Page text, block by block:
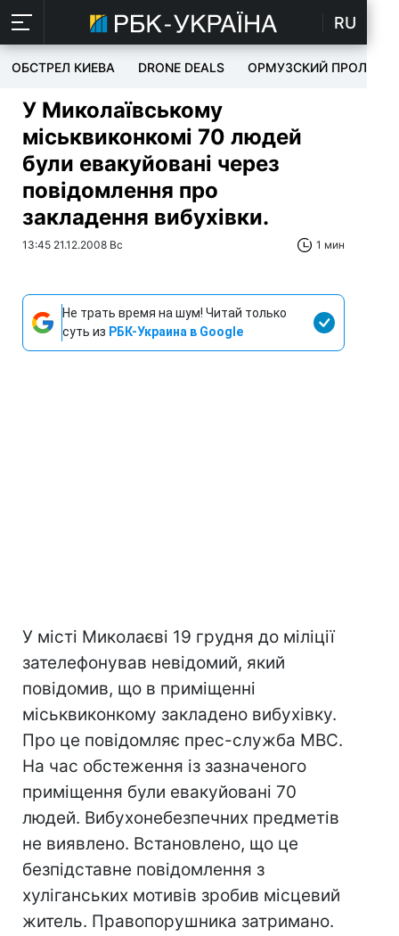
RU
ОБСТРЕЛ КИЕВА DRONE DEALS ОРМУЗСКИЙ ПРОЛИВ
У Миколаївському
міськвиконкомі 70 людей
були евакуйовані через
повідомлення про
закладення вибухівки.
13:45 21.12.2008 Вс 1 мин
Не трать время на шум! Читай только
суть из РБК-Украина в Google
У місті Миколаєві 19 грудня до міліції
зателефонував невідомий, який
повідомив, що в приміщенні
міськвиконкому закладено вибухівку.
Про це повідомляє прес-служба МВС.
На час обстеження із зазначеного
приміщення були евакуйовані 70
людей. Вибухонебезпечних предметів
не виявлено. Встановлено, що це
безпідставне повідомлення з
хуліганських мотивів зробив місцевий
житель. Правопорушника затримано.